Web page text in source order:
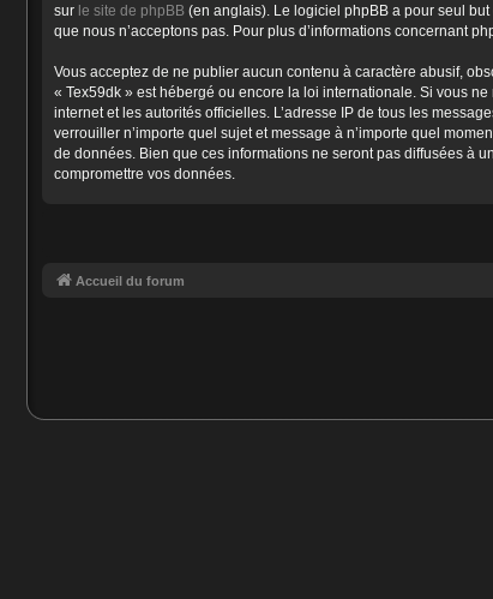
sur le site de phpBB (en anglais). Le logiciel phpBB a pour seul
que nous n’acceptons pas. Pour plus d’informations concernant
Vous acceptez de ne publier aucun contenu à caractère abusif,
« Tex59dk » est hébergé ou encore la loi internationale. Si vous
internet et les autorités officielles. L’adresse IP de tous les
verrouiller n’importe quel sujet et message à n’importe quel
de données. Bien que ces informations ne seront pas diffusées à
compromettre vos données.
Accueil du forum